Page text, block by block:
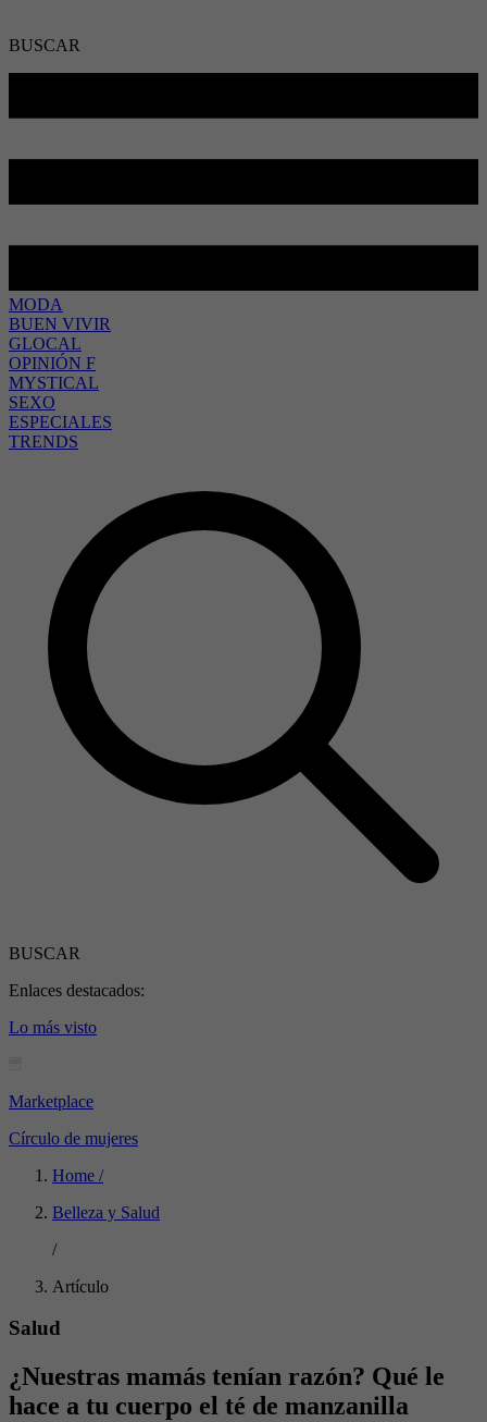
BUSCAR
MODA
BUEN VIVIR
GLOCAL
OPINIÓN F
MYSTICAL
SEXO
ESPECIALES
TRENDS
BUSCAR
Enlaces destacados:
Lo más visto
Marketplace
Círculo de mujeres
Home /
Belleza y Salud
/
Artículo
Salud
¿Nuestras mamás tenían razón? Qué le
hace a tu cuerpo el té de manzanilla